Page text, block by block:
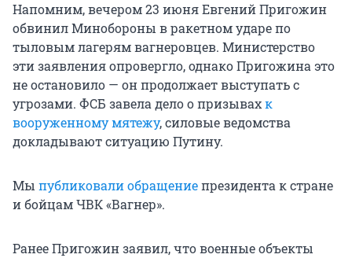
Напомним, вечером 23 июня Евгений Пригожин
обвинил Минобороны в ракетном ударе по
тыловым лагерям вагнеровцев. Министерство
эти заявления опровергло, однако Пригожина это
не остановило — он продолжает выступать с
угрозами. ФСБ завела дело о призывахк
вооруженному мятежу, силовые ведомства
докладывают ситуацию Путину.
Мы публиковали обращениепрезидента к стране
и бойцам ЧВК «Вагнер».
Ранее Пригожин заявил, что военные объекты